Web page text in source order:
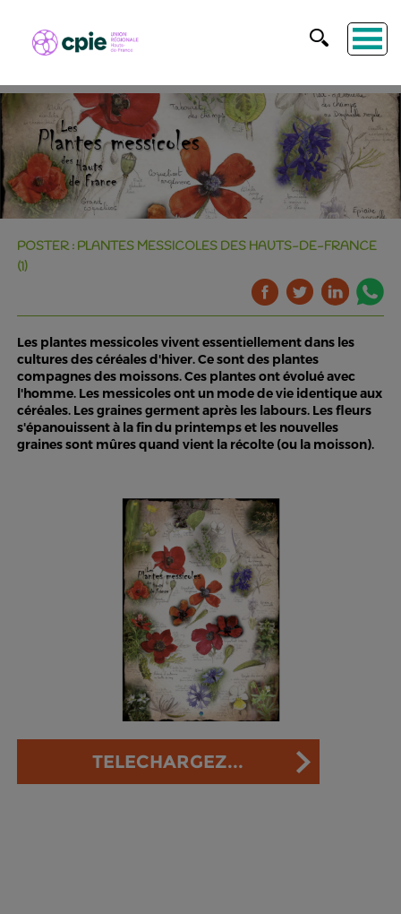
POSTER : PLANTES MESSICOLES DES HAUTS-DE-FRANCE
(1)
Les plantes messicoles vivent essentiellement dans les
cultures des céréales d'hiver. Ce sont des plantes
compagnes des moissons. Ces plantes ont évolué avec
l'homme. Les messicoles ont un mode de vie identique aux
céréales. Les graines germent après les labours. Les fleurs
s'épanouissent à la fin du printemps et les nouvelles
graines sont mûres quand vient la récolte (ou la moisson).
TELECHARGEZ...